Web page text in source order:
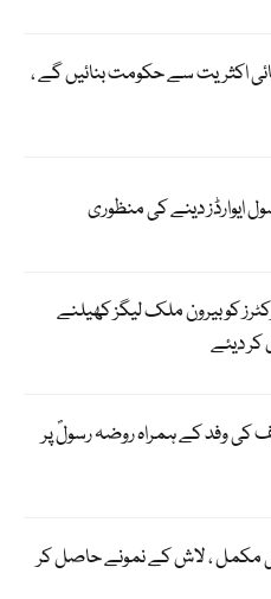
اکثریت سے حکومت بنائیں گے ،
ایوارڈز دینے کی منظوری
کو بیرون ملک لیگز کھیلنے
کر دیئے
کی وفد کے ہمراہ روضہ رسولؐ پر
مکمل ، لاش کے نمونے حاصل کر